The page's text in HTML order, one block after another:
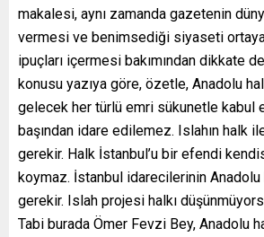
makalesi, aynı zamanda gazetenin
vermesi ve benimsediği siyaseti
ipuçları içermesi bakımından dikkate
konusu yazıya göre, özetle, Anadolu
gelecek her türlü emri sükunetle kabul
başından idare edilemez. Islahın halk
gerekir. Halk İstanbul’u bir efendi
koymaz. İstanbul idarecilerinin Anadolu
gerekir. Islah projesi halkı
Tabi burada Ömer Fevzi Bey, Anadolu